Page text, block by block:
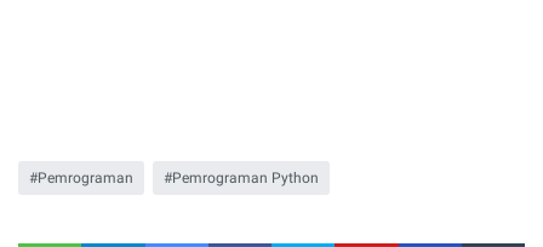
Pemrograman Pemrograman Python